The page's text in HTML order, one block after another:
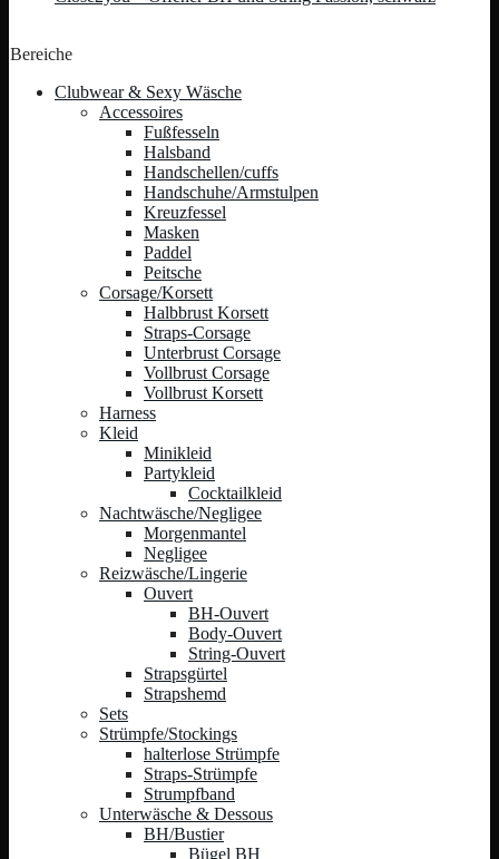
Bereiche
Clubwear & Sexy Wäsche
Accessoires
Fußfesseln
Halsband
Handschellen/cuffs
Handschuhe/Armstulpen
Kreuzfessel
Masken
Paddel
Peitsche
Corsage/Korsett
Halbbrust Korsett
Straps-Corsage
Unterbrust Corsage
Vollbrust Corsage
Vollbrust Korsett
Harness
Kleid
Minikleid
Partykleid
Cocktailkleid
Nachtwäsche/Negligee
Morgenmantel
Negligee
Reizwäsche/Lingerie
Ouvert
BH-Ouvert
Body-Ouvert
String-Ouvert
Strapsgürtel
Strapshemd
Sets
Strümpfe/Stockings
halterlose Strümpfe
Straps-Strümpfe
Strumpfband
Unterwäsche & Dessous
BH/Bustier
Bügel BH